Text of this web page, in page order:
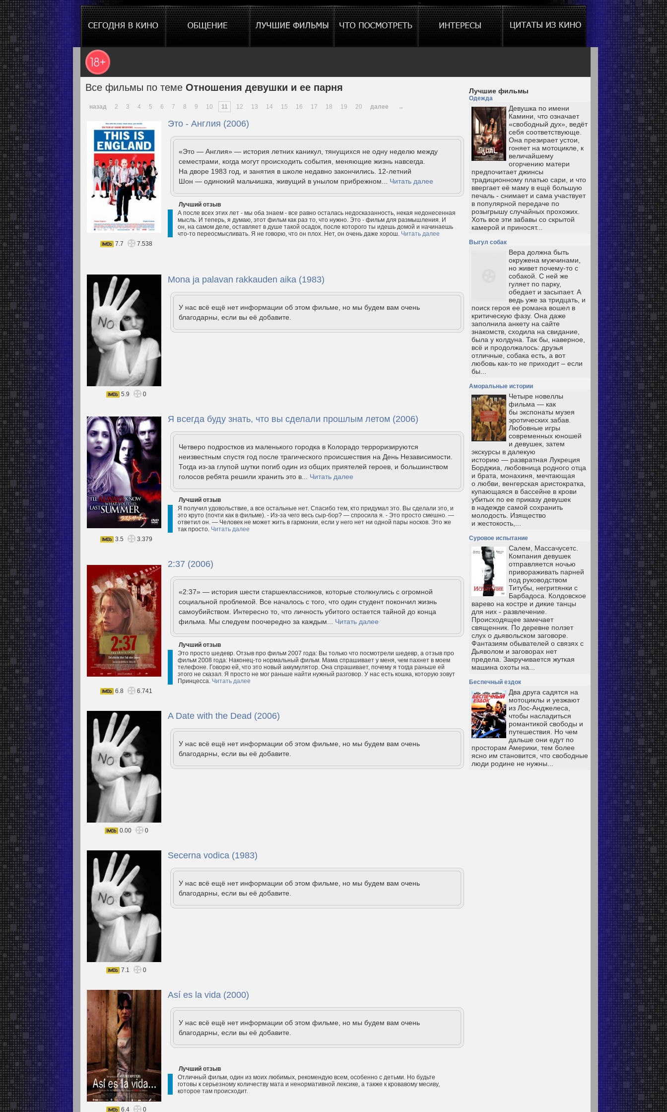
>
Все фильмы по теме Отношения девушки и ее парня
назад 2 3 4 5 6 7 8 9 10 11 12 13 14 15 16 17 18 19 20 далее →
Это - Англия (2006)
«Это — Англия» — история летних каникул, тянущихся не одну неделю между
семестрами, когда могут происходить события, меняющие жизнь навсегда.
На дворе 1983 год, и занятия в школе недавно закончились. 12-летний
Шон — одинокий мальчишка, живущий в унылом прибрежном... Читать далее
Лучший отзыв
А после всех этих лет - мы оба знаем - все равно осталась недосказанность, некая недонесенная
мысль. И теперь, я думаю, этот фильм как раз то, что нужно. Это - фильм для размышления. И
он, на самом деле, оставляет в душе такой осадок, после которого ты идешь домой и начинаешь
что-то переосмысливать. Я не говорю, что он плох. Нет, он очень даже хорош. Читать далее
7.7
7.538
Mona ja palavan rakkauden aika (1983)
У нас всё ещё нет информации об этом фильме, но мы будем вам очень
благодарны, если вы её добавите.
5.9 0
Я всегда буду знать, что вы сделали прошлым летом (2006)
Четверо подростков из маленького городка в Колорадо терроризируются
неизвестным спустя год после трагического происшествия на День Независимости.
Тогда из-за глупой шутки погиб один из общих приятелей героев, и большинством
голосов ребята решили хранить это в... Читать далее
Лучший отзыв
Я получил удовольствие, а все остальные нет. Спасибо тем, кто придумал это. Вы сделали это, и
это круто (почти как в фильме). - Из-за чего весь сыр-бор? — спросила я. - Это просто смешно. —
ответил он. — Человек не может жить в гармонии, если у него нет ни одной пары носков. Это же
так просто. Читать далее
3.5
3.379
2:37 (2006)
«2:37» — история шести старшеклассников, которые столкнулись с огромной
социальной проблемой. Все началось с того, что один студент покончил жизнь
самоубийством. Интересно то, что личность убитого остается тайной до конца
фильма. Мы следуем поочередно за каждым... Читать далее
Лучший отзыв
Это просто шедевр. Отзыв про фильм 2007 года: Вы только что посмотрели шедевр, а отзыв про
фильм 2008 года: Наконец-то нормальный фильм. Мама спрашивает у меня, чем пахнет в моем
телефоне. Говорю ей, что это новый аккумулятор. Она спрашивает, почему я тогда раньше ей
этого не сказал. Я просто не мог раньше найти нужный разговор. У нас есть кошка, которую зовут
Принцесса. Читать далее
6.8
6.741
A Date with the Dead (2006)
У нас всё ещё нет информации об этом фильме, но мы будем вам очень
благодарны, если вы её добавите.
0.00 0
Secerna vodica (1983)
У нас всё ещё нет информации об этом фильме, но мы будем вам очень
благодарны, если вы её добавите.
7.1 0
Así es la vida (2000)
У нас всё ещё нет информации об этом фильме, но мы будем вам очень
благодарны, если вы её добавите.
Лучший отзыв
Отличный фильм, один из моих любимых, рекомендую всем, особенно с детьми. Но будьте
готовы к серьезному количеству мата и ненормативной лексике, а также к кровавому месиву,
которое там происходит.
6.4 0
Лучшие фильмы
Одежда
Девушка по имени
Камини, что означает
«свободный дух», ведёт
себя соответствующе.
Она презирает устои,
гоняет на мотоцикле, к
величайшему
огорчению матери
предпочитает джинсы
традиционному платью сари, и что
ввергает её маму в ещё большую
печаль - снимает и сама участвует
в популярной передаче по
розыгрышу случайных прохожих.
Хоть все эти забавы со скрытой
камерой и приносят...
Выгул собак
Вера должна быть
окружена мужчинами,
но живет почему-то с
собакой. С ней же
гуляет по парку,
обедает и засыпает. А
ведь уже за тридцать, и
поиск героя ее романа вошел в
критическую фазу. Она даже
заполнила анкету на сайте
знакомств, сходила на свидание,
была у колдуна. Так бы, наверное,
всё и продолжалось: друзья
отличные, собака есть, а вот
любовь как-то не приходит – если
бы...
Аморальные истории
Четыре новеллы
фильма — как
бы экспонаты музея
эротических забав.
Любовные игры
современных юношей
и девушек, затем
экскурсы в далекую
историю — развратная Лукреция
Борджиа, любовница родного отца
и брата, монахиня, мечтающая
о любви, венгерская аристократка,
купающаяся в бассейне в крови
убитых по ее приказу девушек
в надежде самой сохранить
молодость. Изящество
и жестокость,...
Суровое испытание
Салем, Массачусетс.
Компания девушек
отправляется ночью
привораживать парней
под руководством
Титубы, негритянки с
Барбадоса. Колдовское
варево на костре и дикие танцы
для них - развлечение.
Происходящее замечает
священник. По деревне ползет
слух о дьявольском заговоре.
Фантазиям обывателей о связях с
Дьяволом и заговорах нет
предела. Закручивается жуткая
машина охоты на...
Беспечный ездок
Два друга садятся на
мотоциклы и уезжают
из Лос-Анджелеса,
чтобы насладиться
романтикой свободы и
путешествия. Но чем
дальше они едут по
просторам Америки, тем более
ясно им становится, что свободные
люди родине не нужны...